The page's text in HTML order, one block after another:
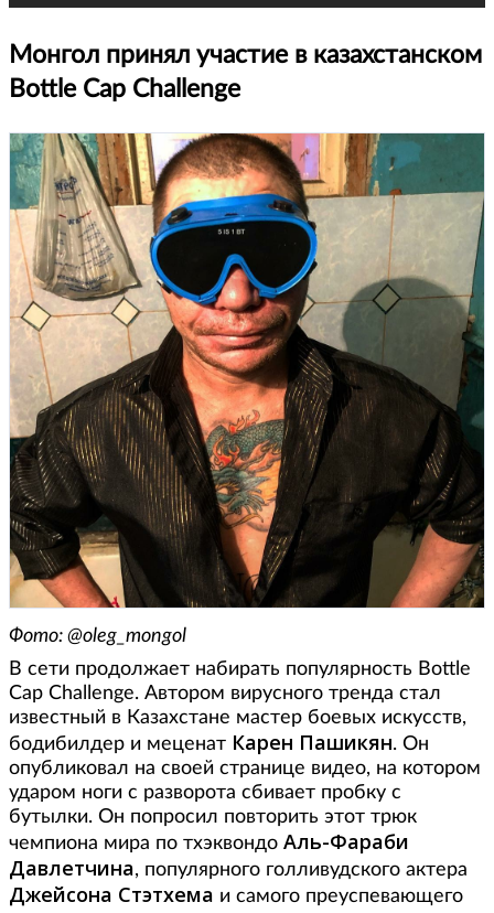
Монгол принял участие в казахстанском
Вottle Сap Сhallenge
Фото: @oleg_mongol
В сети продолжает набирать популярность Вottle
Сap Сhallenge. Автором вирусного тренда стал
известный в Казахстане мастер боевых искусств,
бодибилдер и меценат Карен Пашикян. Он
опубликовал на своей странице видео, на котором
ударом ноги с разворота сбивает пробку с
бутылки. Он попросил повторить этот трюк
чемпиона мира по тхэквондо Аль-Фараби
Давлетчина, популярного голливудского актера
Джейсона Стэтхема и самого преуспевающего